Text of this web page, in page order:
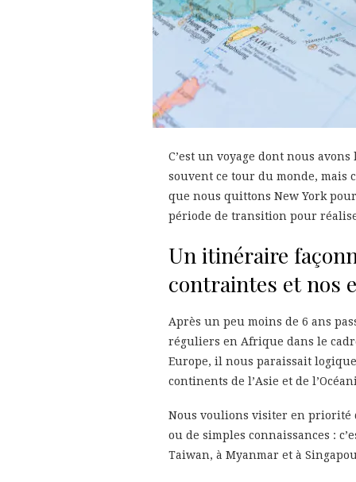
C’est un voyage dont nous
souvent ce tour du monde, mais
que nous quittons New York
période de transition pour
Un itinéraire
contraintes et nos
Après un peu moins de 6 ans
réguliers en Afrique dans le
Europe, il nous paraissait
continents de l’Asie et de
Nous voulions visiter en priorité
ou de simples connaissances :
Taiwan, à Myanmar et à